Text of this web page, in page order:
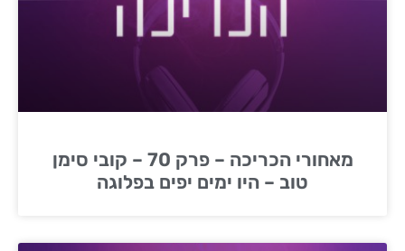
מאחורי הכריכה – פרק 70 – קובי סימן
טוב – היו ימים יפים בפלוגה